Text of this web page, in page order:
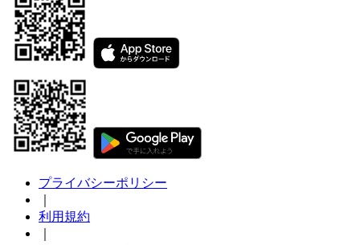
プライバシーポリシー
利用規約